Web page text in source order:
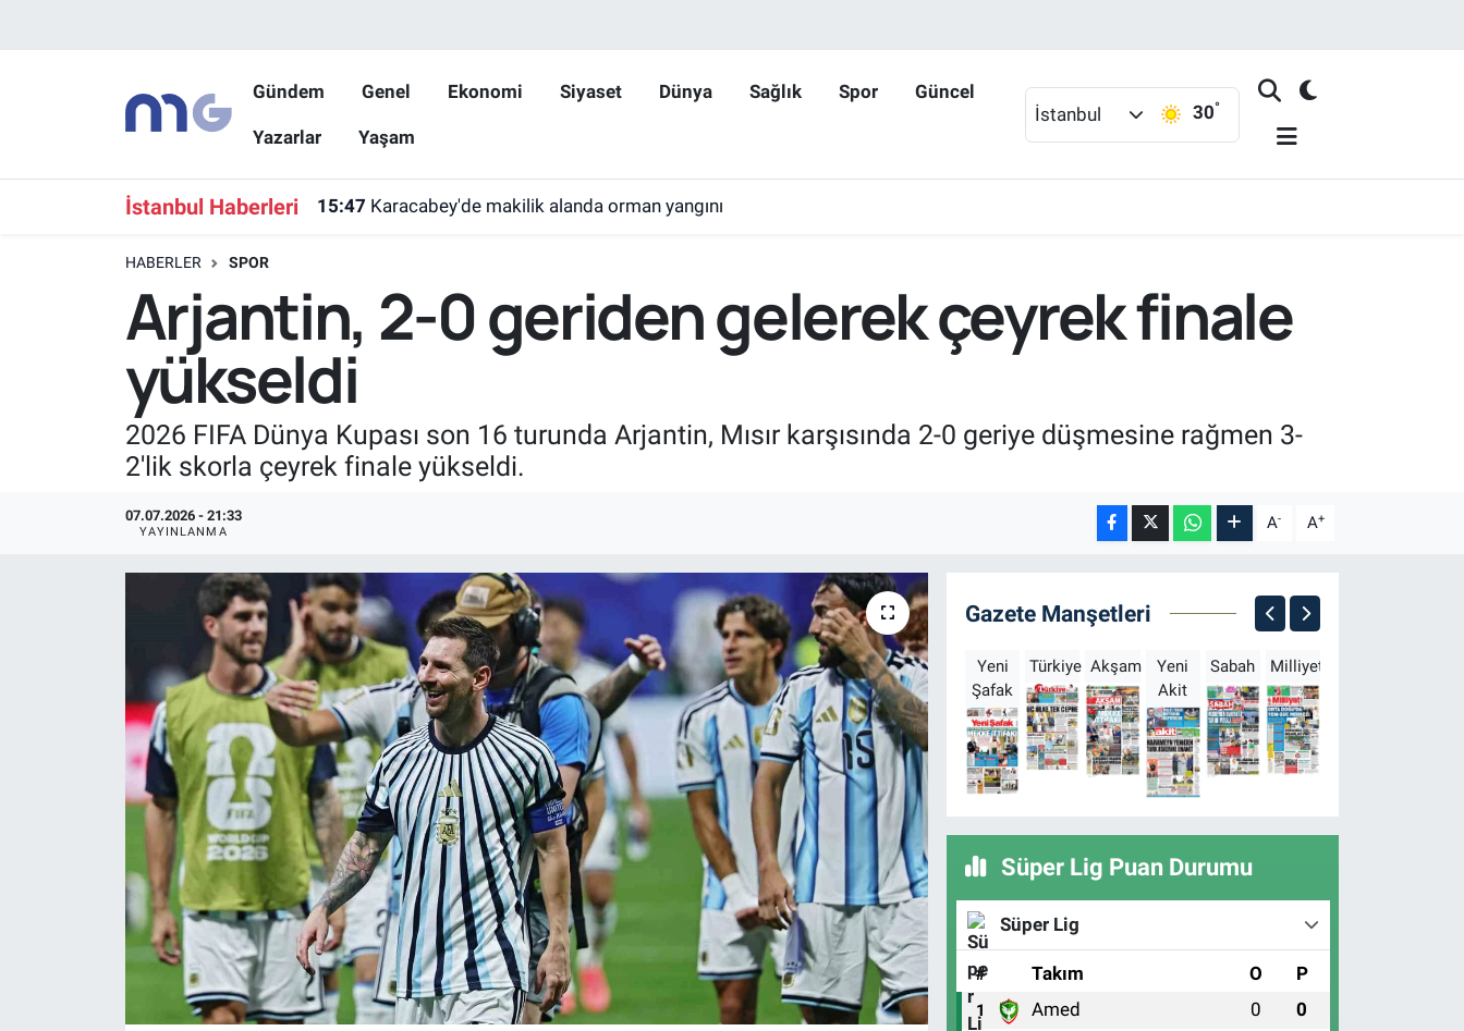
Gündem Genel Ekonomi Siyaset Dünya Sağlık Spor Güncel
Yazarlar Yaşam
İstanbul 30°
İstanbul Haberleri 15:47 Karacabey'de makilik alanda orman yangını
HABERLER SPOR
Arjantin, 2-0 geriden gelerek çeyrek finale
yükseldi
2026 FIFA Dünya Kupası son 16 turunda Arjantin, Mısır karşısında 2-0 geriye düşmesine rağmen 3-
2'lik skorla çeyrek finale yükseldi.
07.07.2026 - 21:33
YAYINLANMA A- A+
Gazete Manşetleri
Yeni
Şafak
Türkiye Akşam
Yeni
Akit
Sabah Milliyet
Süper Lig Puan Durumu
Süper Lig
# Takım O P
1 Amed 0 0
Hava Durumu
İstanbul Namaz Vakitleri
Süper Lig Puan Durumu ve Fikstür
Tüm Manşetler
Son Dakika Haberleri
Haber Arşivi